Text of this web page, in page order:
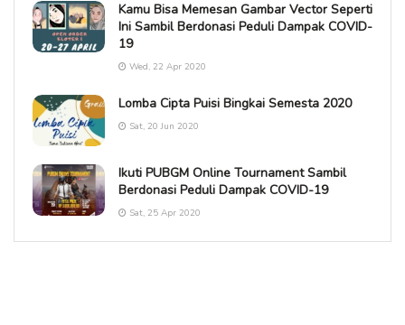
Kamu Bisa Memesan Gambar Vector Seperti
Ini Sambil Berdonasi Peduli Dampak COVID-
19
Wed, 22 Apr 2020
Lomba Cipta Puisi Bingkai Semesta 2020
Sat, 20 Jun 2020
Ikuti PUBGM Online Tournament Sambil
Berdonasi Peduli Dampak COVID-19
Sat, 25 Apr 2020